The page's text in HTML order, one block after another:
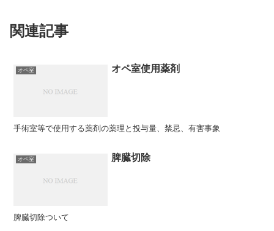
関連記事
オペ室 オペ室使用薬剤
手術室等で使用する薬剤の薬理と投与量、禁忌、有害事象
オペ室 脾臓切除
脾臓切除ついて